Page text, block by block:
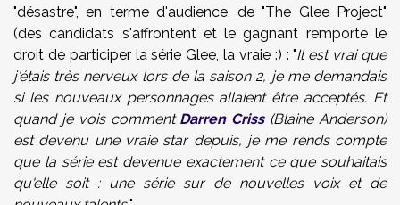
"désastre", en terme d'audience, de "The Glee Project"
(des candidats s'affrontent et le gagnant remporte le
droit de participer la série Glee, la vraie :) : "Il est vrai que
j'étais très nerveux lors de la saison 2, je me demandais
si les nouveaux personnages allaient être acceptés. Et
quand je vois comment Darren Criss(Blaine Anderson)
est devenu une vraie star depuis, je me rends compte
que la série est devenue exactement ce que souhaitais
qu'elle soit : une série sur de nouvelles voix et de